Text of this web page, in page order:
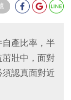
產比率，半
壯中，面對
認真面對近